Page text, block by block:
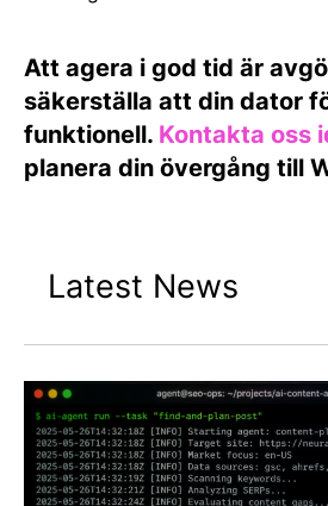
Att agera i god tid är
säkerställa att din dator
funktionell. Kontakta oss
planera din övergång till
Latest News